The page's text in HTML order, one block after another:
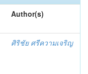
Author(s)
ศิริชัย ศรีความเจริญ